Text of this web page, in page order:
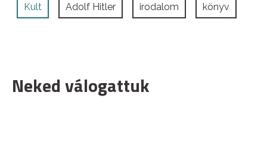
Kult Adolf Hitler irodalom könyv
Neked válogattuk